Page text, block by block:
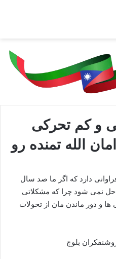
و کم تحرکی
الله تمنده رو
دارد که اگر ما صد سال
حل نمی شود چرا که مشکلاتی
و دور ماندن مان از تحولات
بلوچ